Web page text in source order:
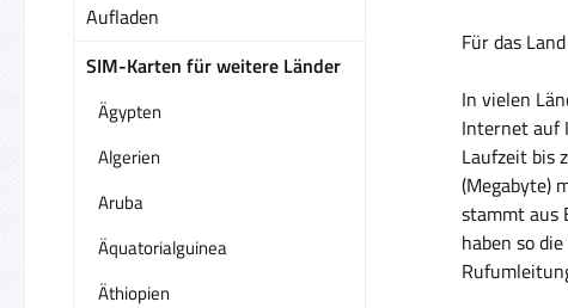
Aufladen
SIM-Karten für weitere Länder
Ägypten
Algerien
Aruba
Äquatorialguinea
Äthiopien
Für das
In vielen
Internet auf
Laufzeit bis
(Megabyte)
stammt aus
haben so